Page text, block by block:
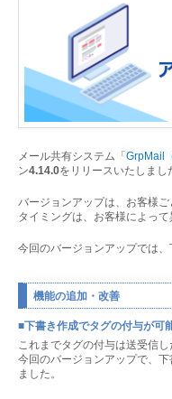
メール共有システム「 GrpMail
ン4.14.0をリリースいたしまし
バージョンアップは、お客様ご
タイミングは、お客様によっ
今回のバージョンアップでは、
機能の追加・改善
■下書き作成でタグの付与が可
これまでタグの付与は送受信
今回のバージョンアップで、
ました。